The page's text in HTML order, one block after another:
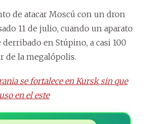
de atacar Moscú con un dron
11 de julio, cuando un aparato
en Stúpino, a casi 100
de la megalópolis.
se fortalece en Kursk sin que
en el este